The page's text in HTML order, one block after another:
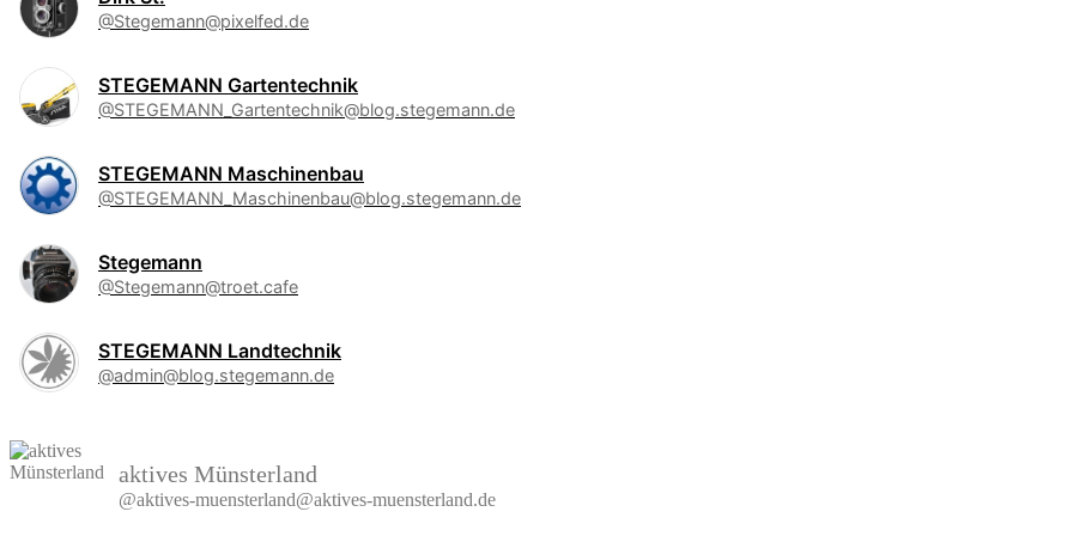
@Stegemann@pixelfed.de
STEGEMANN Gartentechnik
@STEGEMANN_Gartentechnik@blog.stegemann.de
STEGEMANN Maschinenbau
@STEGEMANN_Maschinenbau@blog.stegemann.de
Stegemann
@Stegemann@troet.cafe
STEGEMANN Landtechnik
@admin@blog.stegemann.de
aktives Münsterland
@aktives-muensterland@aktives-muensterland.de